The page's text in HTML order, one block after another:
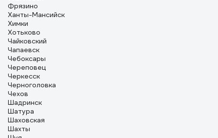
Фрязино
Ханты-Мансийск
Химки
Хотьково
Чайковский
Чапаевск
Чебоксары
Череповец
Черкесск
Черноголовка
Чехов
Шадринск
Шатура
Шаховская
Шахты